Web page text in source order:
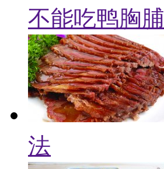
不能吃鸭胸脯
法